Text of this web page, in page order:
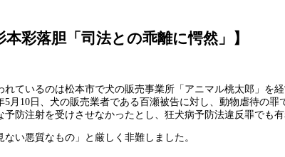
彩落胆「司法との乖離に愕然」】
ているのは松本市で犬の販売事業所「アニマル桃太郎」を
月10日、犬の販売業者である百瀬被告に対し、動物虐待の罪
防注射を受けさせなかったとし、狂犬病予防法違反罪でも有
い悪質なもの」と厳しく非難しました。